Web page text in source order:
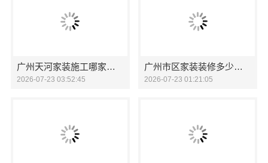
广州天河家装施工哪家专业新房精匠饰家
2026-07-23 03:52:45
广州市区家装装修多少钱新房？精匠饰家全屋定制报价
2026-07-23 01:21:05